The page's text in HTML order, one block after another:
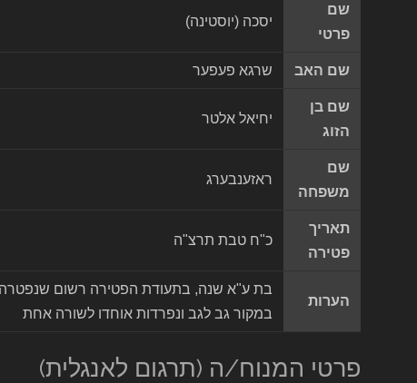
שם
פרטי
יסכה (יוסטינה)
שם האב שרגא פעפער
שם בן
הזוג
יחיאל אלטר
שם
משפחה
ראזענבערג
תאריך
פטירה
כ"ח טבת תרצ"ה
הערות
במקור גב לגב ונפרדות אוחדו לשורה אחת
פרטי המנוח/ה (תרגום לאנגלית)